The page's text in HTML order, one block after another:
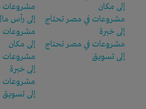
إلى مكان
مشروعات في مصر تحتاج
إلى خبرة
مشروعات في مصر تحتاج
إلى تسويق
مشروعات
إلى رأس
مشروعات
إلى مكان
مشروعات
إلى خبرة
مشروعات
إلى تسويق